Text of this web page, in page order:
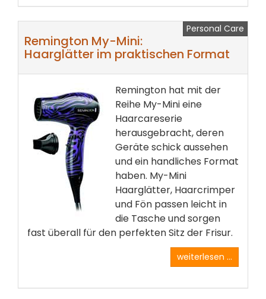
Personal Care
Remington My-Mini:
Haarglätter im praktischen Format
Remington hat mit der
Reihe My-Mini eine
Haarcareserie
herausgebracht, deren
Geräte schick aussehen
und ein handliches Format
haben. My-Mini
Haarglätter, Haarcrimper
und Fön passen leicht in
die Tasche und sorgen
fast überall für den perfekten Sitz der Frisur.
weiterlesen ...